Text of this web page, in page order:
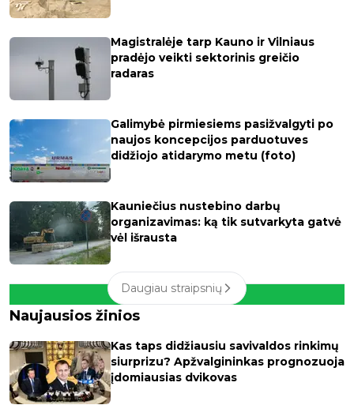
Magistralėje tarp Kauno ir Vilniaus
pradėjo veikti sektorinis greičio
radaras
Galimybė pirmiesiems pasižvalgyti po
naujos koncepcijos parduotuves
didžiojo atidarymo metu (foto)
Kauniečius nustebino darbų
organizavimas: ką tik sutvarkyta gatvė
vėl išrausta
Daugiau straipsnių
Naujausios žinios
Kas taps didžiausiu savivaldos rinkimų
siurprizu? Apžvalgininkas prognozuoja
įdomiausias dvikovas